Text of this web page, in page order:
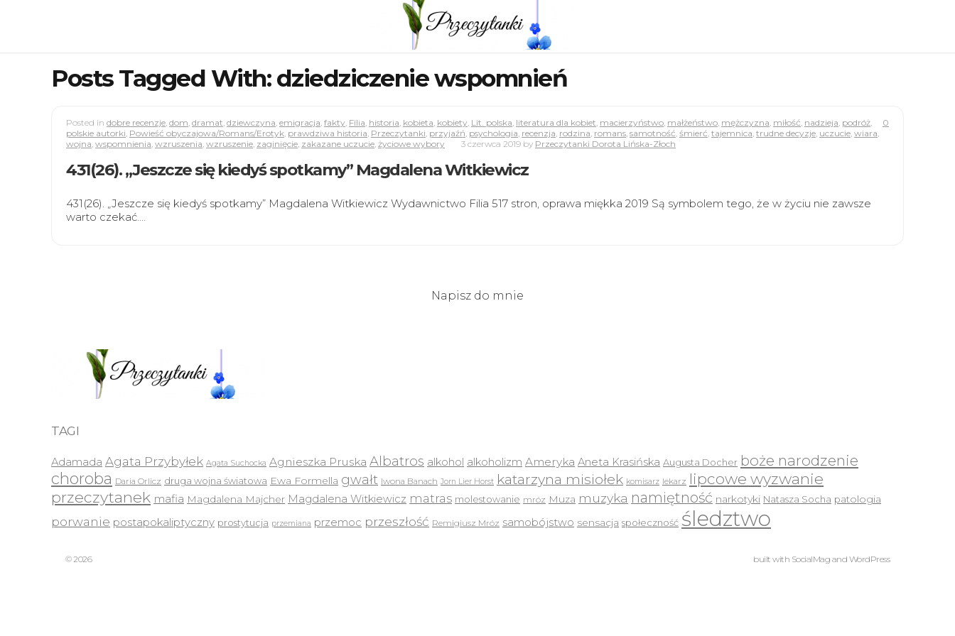
Posts Tagged With: dziedziczenie wspomnień
0
Posted in dobre recenzje, dom, dramat, dziewczyna, emigracja, fakty, Filia, historia, kobieta, kobiety, Lit. polska, literatura dla kobiet, macierzyństwo, małżeństwo, mężczyzna, miłość, nadzieja, podróż,
polskie autorki, Powieść obyczajowa/Romans/Erotyk, prawdziwa historia, Przeczytanki, przyjaźń, psychologia, recenzja, rodzina, romans, samotność, śmierć, tajemnica, trudne decyzje, uczucie, wiara,
wojna, wspomnienia, wzruszenia, wzruszenie, zaginięcie, zakazane uczucie, życiowe wybory 3 czerwca 2019 by Przeczytanki Dorota Lińska-Złoch
431(26). „Jeszcze się kiedyś spotkamy” Magdalena Witkiewicz
431(26). „Jeszcze się kiedyś spotkamy” Magdalena Witkiewicz Wydawnictwo Filia 517 stron, oprawa miękka 2019 Są symbolem tego, że w życiu nie zawsze
warto czekać.…
Napisz do mnie
TAGI
Adamada Agata Przybyłek Agata Suchocka Agnieszka Pruska Albatros alkohol alkoholizm Ameryka Aneta Krasińska Augusta Docher boże narodzenie
choroba Daria Orlicz druga wojna światowa Ewa Formella gwałt Iwona Banach Jorn Lier Horst katarzyna misiołek komisarz lekarz lipcowe wyzwanie
przeczytanek mafia Magdalena Majcher Magdalena Witkiewicz matras molestowanie mróz Muza muzyka namiętność narkotyki Natasza Socha patologia
porwanie postapokaliptyczny prostytucja przemiana przemoc przeszłość Remigiusz Mróz samobójstwo sensacja społeczność śledztwo
© 2026 built with SocialMag and WordPress